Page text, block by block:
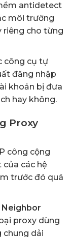
antidetect
môi trường
riêng cho từng
công cụ tự
đăng nhập
khoản bị đưa
hay không.
Proxy
công cộng
các hệ
trước đó quá
Neighbor
proxy dùng
chung dải